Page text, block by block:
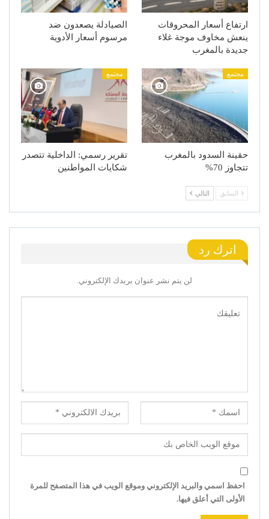
ارتفاع أسعار المحروقات
ينعش مخاوف موجة غلاء
جديدة بالمغرب
الصيادلة يصعدون ضد
مرسوم أسعار الأدوية
مجتمع
حقينة السدود بالمغرب
تتجاوز 70%
مجتمع
تقرير رسمي: الداخلية تتصدر
شكايات المواطنين
السابق التالي
اترك رد
لن يتم نشر عنوان بريدك الإلكتروني.
احفظ اسمي والبريد الإلكتروني وموقع الويب في هذا المتصفح للمرة
الأولى التي أعلق فيها.